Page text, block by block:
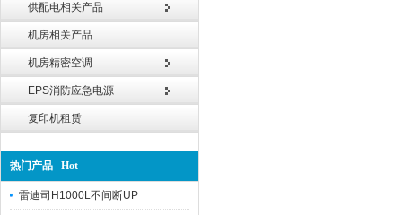
供配电相关产品
机房相关产品
机房精密空调
EPS消防应急电源
复印机租赁
热门产品 Hot
雷迪司H1000L不间断UP